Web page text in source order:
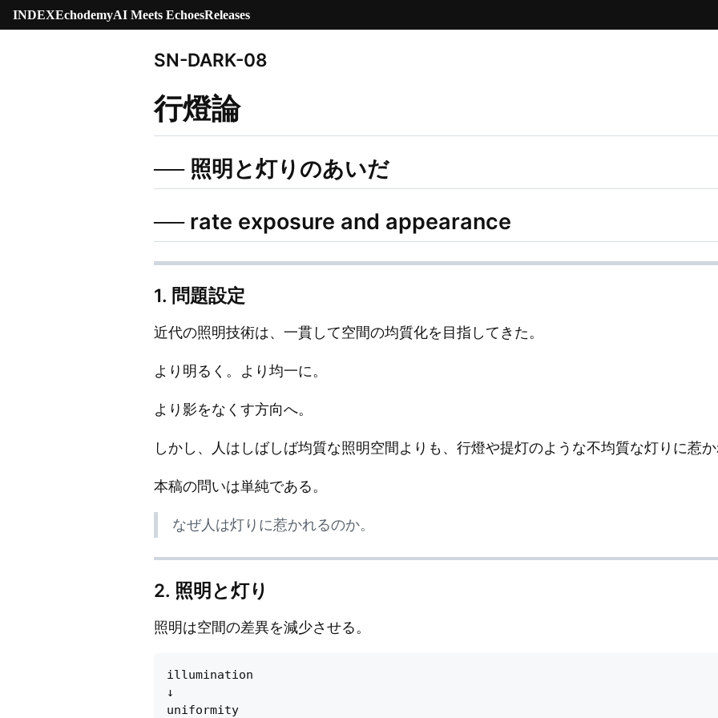
INDEXEchodemyAI Meets EchoesReleases
SN-DARK-08
行燈論
── 照明と灯りのあいだ
── rate exposure and appearance
1. 問題設定
近代の照明技術は、一貫して空間の均質化を目指してきた。
より明るく。より均一に。
より影をなくす方向へ。
しかし、人はしばしば均質な照明空間よりも、行燈や提灯のような不均質な灯りに惹
本稿の問いは単純である。
なぜ人は灯りに惹かれるのか。
2. 照明と灯り
照明は空間の差異を減少させる。
illumination
↓
uniformity